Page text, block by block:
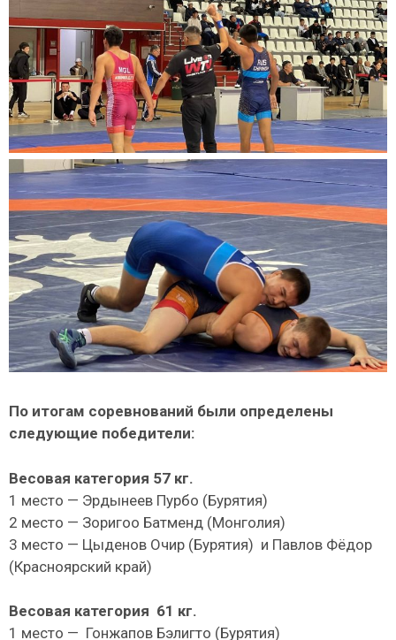
По итогам соревнований были определены
следующие победители:
Весовая категория 57 кг.
1 место — Эрдынеев Пурбо (Бурятия)
2 место — Зоригоо Батменд (Монголия)
3 место — Цыденов Очир (Бурятия) и Павлов Фëдор
(Красноярский край)
Весовая категория 61 кг.
1 место — Гонжапов Бэлигто (Бурятия)